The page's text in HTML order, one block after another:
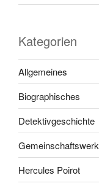
Kategorien
Allgemeines
Biographisches
Detektivgeschichte
Gemeinschaftswerk
Hercules Poirot